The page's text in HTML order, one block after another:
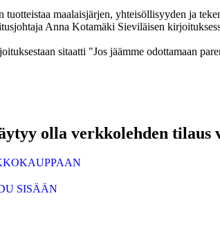
maalaisjärjen, yhteisöllisyyden ja
Anna Kotamäki Sieviläisen
olla verkkolehden tilaus
SISÄÄN